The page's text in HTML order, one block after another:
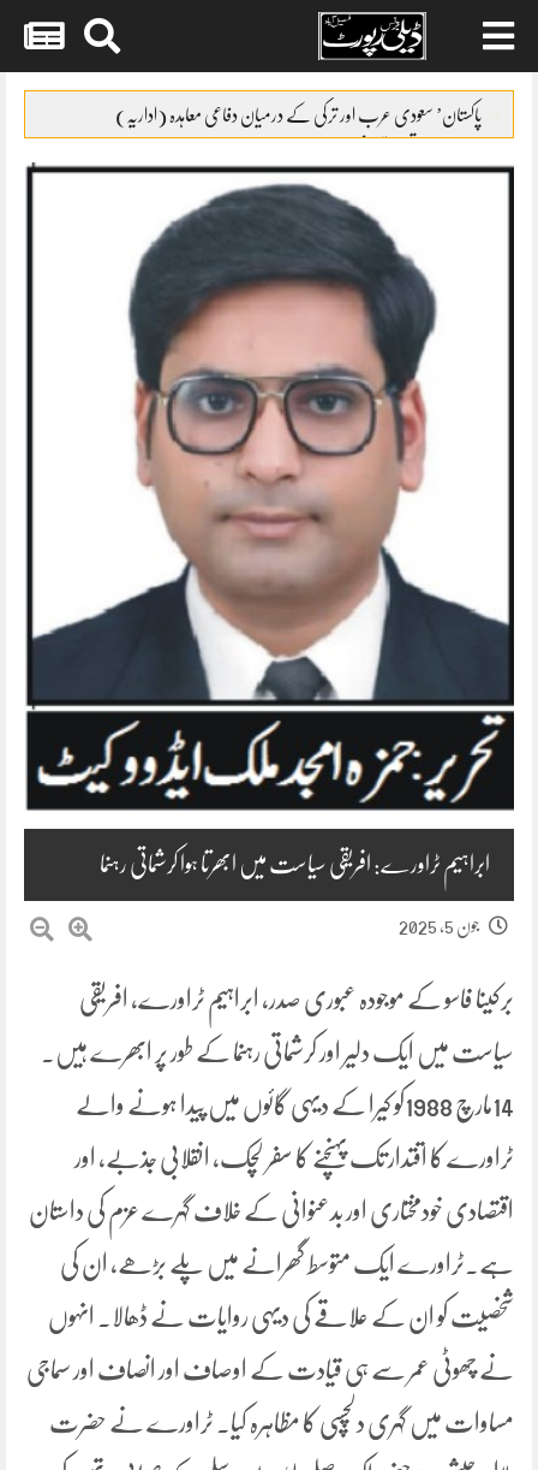
contentپاکستان’ سعودی عرب اور ترکی کے درمیان دفاعی معاہدہ (اداریہ)
بلدیاتی انتخابات کیلئے فنڈز مانگ لئے گئے
ابراہیم ٹراورے: افریقی سیاست میں ابھرتا ہوا کرشماتی رہنما
جون 5, 2025
برکینا فاسو کے موجودہ عبوری صدر، ابراہیم ٹراورے، افریقی
سیاست میں ایک دلیر اور کرشماتی رہنما کے طور پر ابھرے ہیں۔
14مارچ 1988کو کیرا کے دیہی گائوں میں پیدا ہونے والے
ٹراورے کا اقتدار تک پہنچنے کا سفر لچک، انقلابی جذبے، اور
اقتصادی خودمختاری اور بدعنوانی کے خلاف گہرے عزم کی داستان
ہے۔ٹراورے ایک متوسط گھرانے میں پلے بڑھے، ان کی
شخصیت کو ان کے علاقے کی دیہی روایات نے ڈھالا۔ انہوں
نے چھوٹی عمر سے ہی قیادت کے اوصاف اور انصاف اور سماجی
مساوات میں گہری دلچسپی کا مظاہرہ کیا۔ ٹراورے نے حضرت